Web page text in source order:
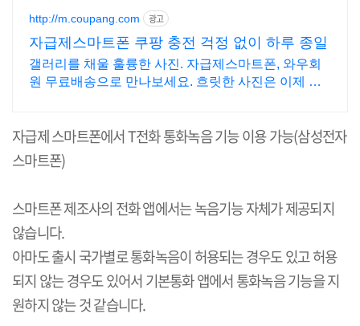
http://m.coupang.com 광고
자급제스마트폰 쿠팡 충전 걱정 없이 하루 종일
갤러리를 채울 훌륭한 사진. 자급제스마트폰, 와우회
원 무료배송으로 만나보세요. 흐릿한 사진은 이제 그
자급제 스마트폰에서T전화 통화녹음 기능 이용 가능(삼성전자
스마트폰)
스마트폰 제조사의 전화 앱에서는 녹음기능 자체가 제공되지
않습니다.
아마도 출시 국가별로 통화녹음이 허용되는 경우도 있고 허용
되지 않는 경우도 있어서 기본통화 앱에서 통화녹음 기능을 지
원하지않는 것 같습니다.